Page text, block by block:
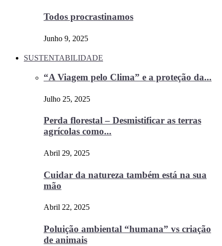
Todos procrastinamos
Junho 9, 2025
SUSTENTABILIDADE
“A Viagem pelo Clima” e a proteção da...
Julho 25, 2025
Perda florestal – Desmistificar as terras
agrícolas como...
Abril 29, 2025
Cuidar da natureza também está na sua
mão
Abril 22, 2025
Poluição ambiental “humana” vs criação
de animais